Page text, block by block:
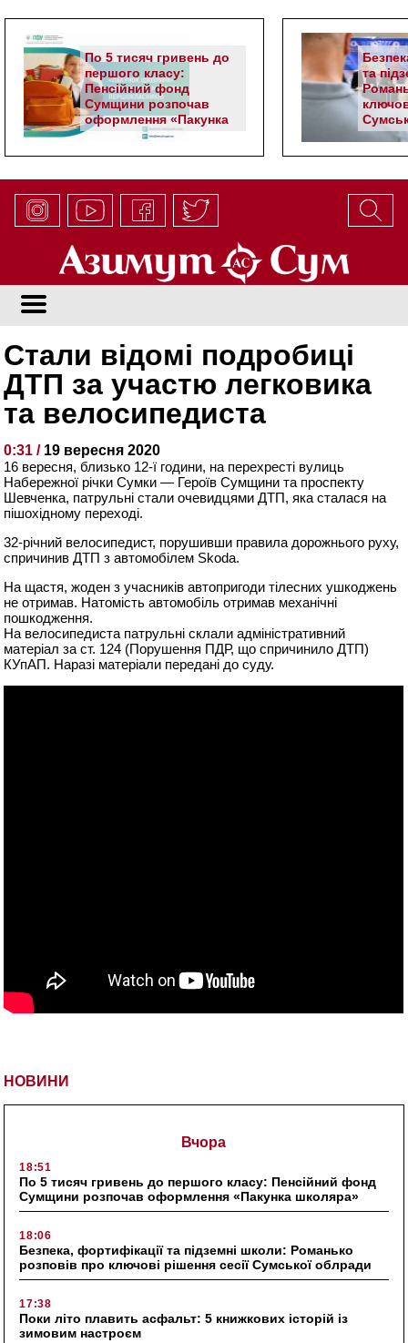
По 5 тисяч гривень до
першого класу:
Пенсійний фонд
Сумщини розпочав
оформлення «Пакунка
школяра»
та
НОВИНИ
Вчора
18:51
По 5 тисяч гривень до першого класу: Пенсійний фонд
Сумщини розпочав оформлення «Пакунка школяра»
18:06
Безпека, фортифікації та підземні школи: Романько
розповів про ключові рішення сесії Сумської облради
17:38
Поки літо плавить асфальт: 5 книжкових історій із
зимовим настроєм
Стали відомі подробиці
ДТП за участю легковика
та велосипедиста
0:31 / 19 вересня 2020
16 вересня, близько 12-ї години, на перехресті вулиць
Набережної річки Сумки — Героїв Сумщини та проспекту
Шевченка, патрульні стали очевидцями ДТП, яка сталася на
пішохідному переході.
32-річний велосипедист, порушивши правила дорожнього руху,
спричинив ДТП з автомобілем Skoda.
На щастя, жоден з учасників автопригоди тілесних ушкоджень
не отримав. Натомість автомобіль отримав механічні
пошкодження.
На велосипедиста патрульні склали адміністративний
матеріал за ст. 124 (Порушення ПДР, що спричинило ДТП)
КУпАП. Наразі матеріали передані до суду.